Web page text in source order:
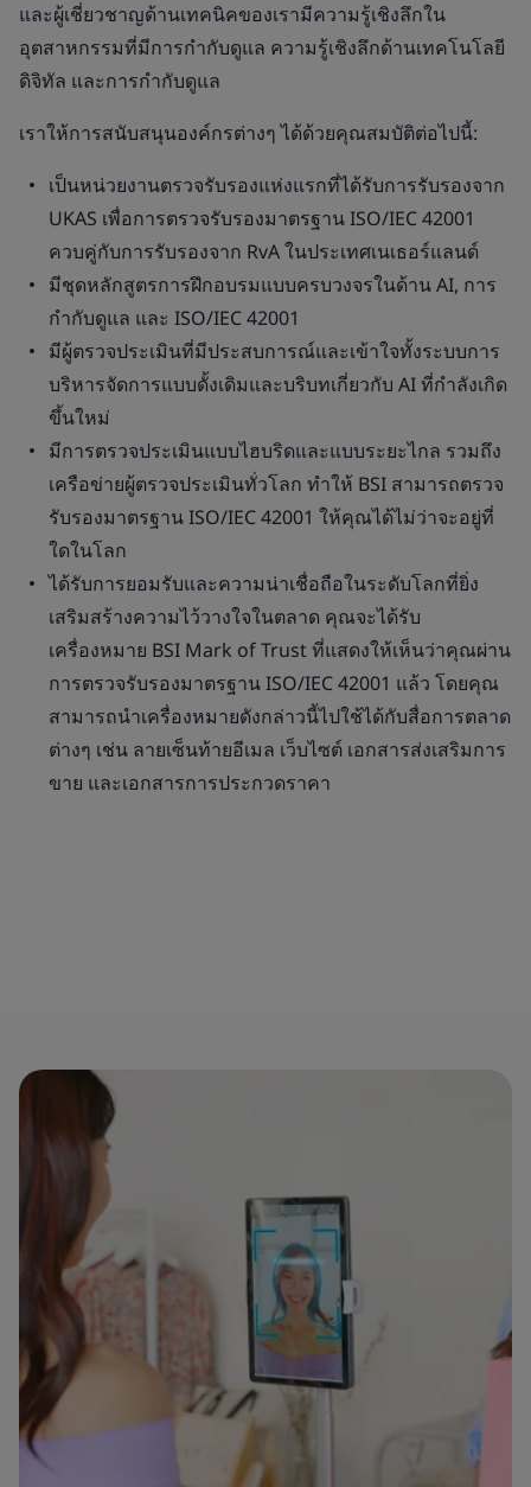
และผู้เชี่ยวชาญด้านเทคนิคของเรามีความรู้เชิงลึกใน
อุตสาหกรรมที่มีการกำกับดูแล ความรู้เชิงลึกด้านเทคโนโลยี
ดิจิทัล และการกำกับดูแล
เราให้การสนับสนุนองค์กรต่างๆ ได้ด้วยคุณสมบัติต่อไปนี้:
เป็นหน่วยงานตรวจรับรองแห่งแรกที่ได้รับการรับรองจาก
UKAS เพื่อการตรวจรับรองมาตรฐาน ISO/IEC 42001
ควบคู่กับการรับรองจาก RvA ในประเทศเนเธอร์แลนด์
มีชุดหลักสูตรการฝึกอบรมแบบครบวงจรในด้าน AI, การ
กำกับดูแล และ ISO/IEC 42001
มีผู้ตรวจประเมินที่มีประสบการณ์และเข้าใจทั้งระบบการ
บริหารจัดการแบบดั้งเดิมและบริบทเกี่ยวกับ AI ที่กำลังเกิด
ขึ้นใหม่
มีการตรวจประเมินแบบไฮบริดและแบบระยะไกล รวมถึง
เครือข่ายผู้ตรวจประเมินทั่วโลก ทำให้ BSI สามารถตรวจ
รับรองมาตรฐาน ISO/IEC 42001 ให้คุณได้ไม่ว่าจะอยู่ที่
ใดในโลก
ได้รับการยอมรับและความน่าเชื่อถือในระดับโลกที่ยิ่ง
เสริมสร้างความไว้วางใจในตลาด คุณจะได้รับ
เครื่องหมาย BSI Mark of Trust ที่แสดงให้เห็นว่าคุณผ่าน
การตรวจรับรองมาตรฐาน ISO/IEC 42001 แล้ว โดยคุณ
สามารถนำเครื่องหมายดังกล่าวนี้ไปใช้ได้กับสื่อการตลาด
ต่างๆ เช่น ลายเซ็นท้ายอีเมล เว็บไซต์ เอกสารส่งเสริมการ
ขาย และเอกสารการประกวดราคา